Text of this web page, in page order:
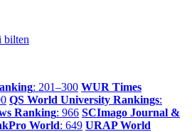
bilten
: 201–300 WUR Times
QS World University Rankings:
Ranking: 966 SCImago Journal &
World: 649 URAP World